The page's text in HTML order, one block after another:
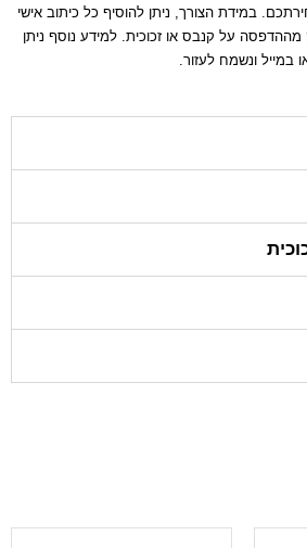
במידת הצורך, ניתן להוסיף כל כיתוב אישי
על קנבס או זכוכית. למידע נוסף ניתן
במייל ונשמח לעזור.